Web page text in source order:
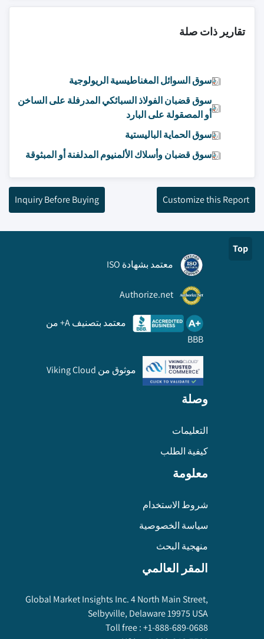
تقارير ذات صلة
سوق السوائل المغناطيسية الريولوجية
سوق قضبان الفولاذ السبائكي المدرفلة على الساخن
أو المصقولة على البارد
سوق الحماية الباليستية
سوق قضبان وأسلاك الألمنيوم المدلفنة أو المبثوقة
Customize this Report
Inquiry Before Buying
Top
معتمد بشهادة ISO
Authorize.net
معتمد بتصنيف A+ من
BBB
موثوق من Viking Cloud
وصلة
التعليمات
كيفية الطلب
معلومة
شروط الاستخدام
سياسة الخصوصية
منهجية البحث
المقر العالمي
Global Market Insights Inc. 4 North Main Street,
Selbyville, Delaware 19975 USA
Toll free :+1-888-689-0688